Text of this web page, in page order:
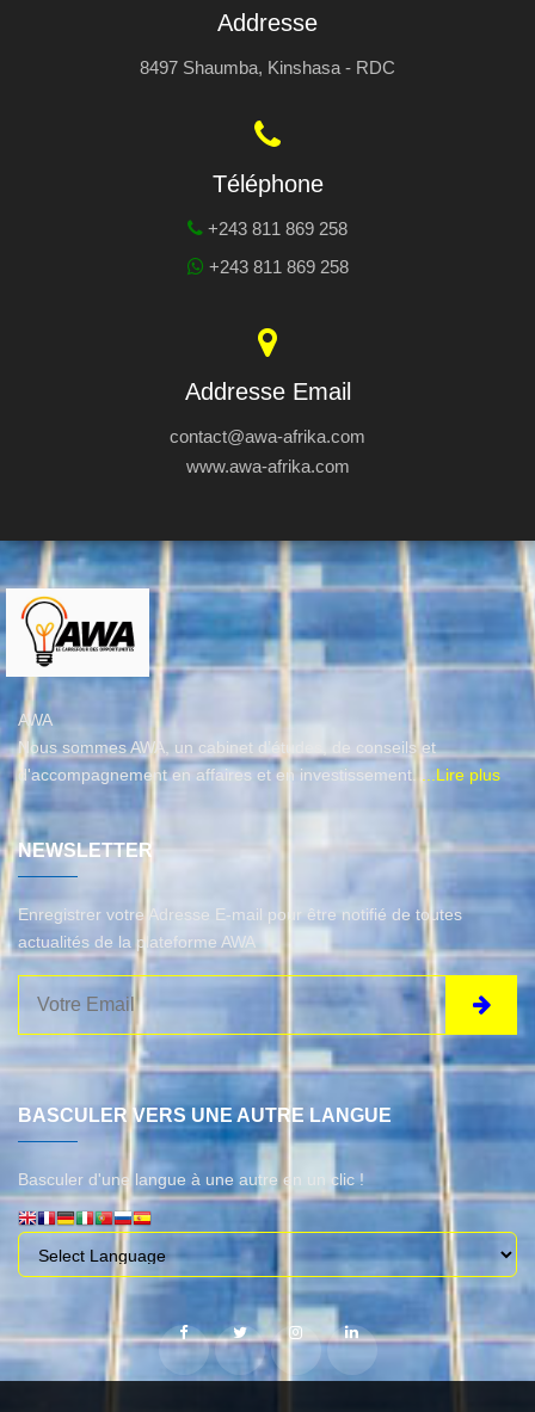
Addresse
8497 Shaumba, Kinshasa - RDC
Téléphone
+243 811 869 258
+243 811 869 258
Addresse Email
contact@awa-afrika.com
www.awa-afrika.com
AWA
Nous sommes AWA, un cabinet d’études, de conseils et
d'accompagnement en affaires et en investissement.
...Lire plus
NEWSLETTER
Enregistrer votre Adresse E-mail pour être notifié de toutes
actualités de la plateforme AWA
BASCULER VERS UNE AUTRE LANGUE
Basculer d'une langue à une autre en un clic !